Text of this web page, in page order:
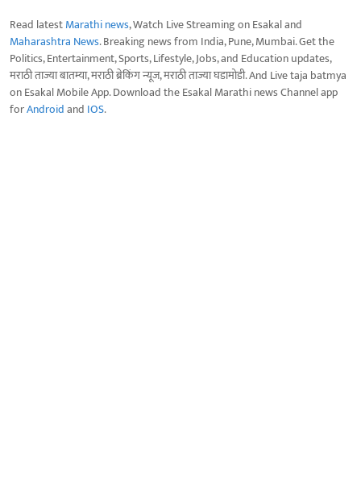
Read latestMarathi news, Watch Live Streaming on Esakal and
Maharashtra News. Breaking news from India, Pune, Mumbai. Get the
Politics, Entertainment, Sports, Lifestyle, Jobs, and Education updates,
मराठी ताज्या बातम्या, मराठी ब्रेकिंग न्यूज, मराठी ताज्या घडामोडी. And Live taja batmya
on Esakal Mobile App. Download the Esakal Marathi news Channel app
forAndroidand IOS.